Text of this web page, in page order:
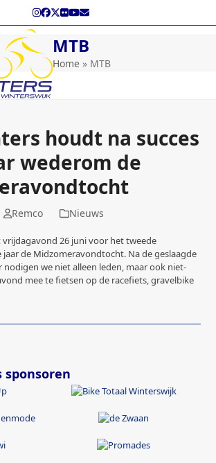
Instagram
Facebook
Twitter
Flickr
YouTube
E-
mail
MTB
Home » MTB
houdt na succes
wederom de
Remco Nieuws
vrijdagavond 26 juni voor het tweede
de Midzomeravondtocht. Na de geslaagde
nodigen we niet alleen leden, maar ook niet-
mee te fietsen op de racefiets, gravelbike
sponsoren